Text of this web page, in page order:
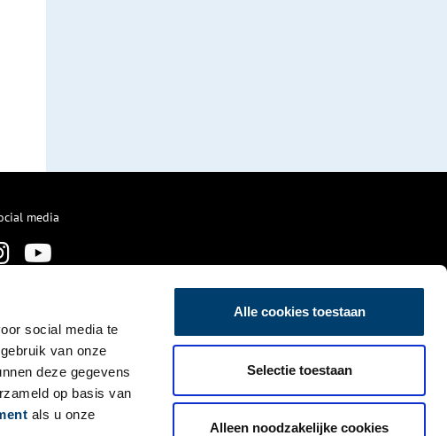
social media te
van onze
deze gegevens
op basis van
als u onze
Alle cookies toestaan
Selectie toestaan
Alleen noodzakelijke cookies
media